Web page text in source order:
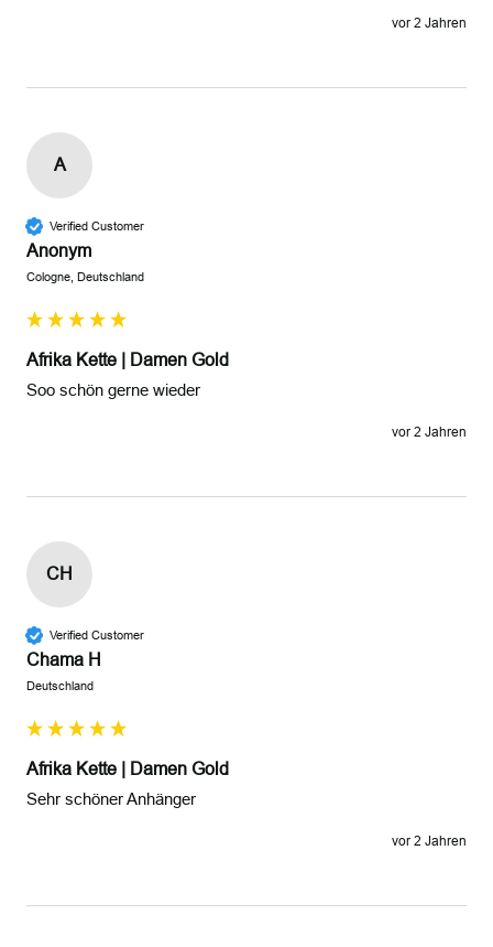
vor 2 Jahren
A
Verified Customer
Anonym
Cologne, Deutschland
Afrika Kette | Damen Gold
Soo schön gerne wieder
vor 2 Jahren
CH
Verified Customer
Chama H
Deutschland
Afrika Kette | Damen Gold
Sehr schöner Anhänger
vor 2 Jahren